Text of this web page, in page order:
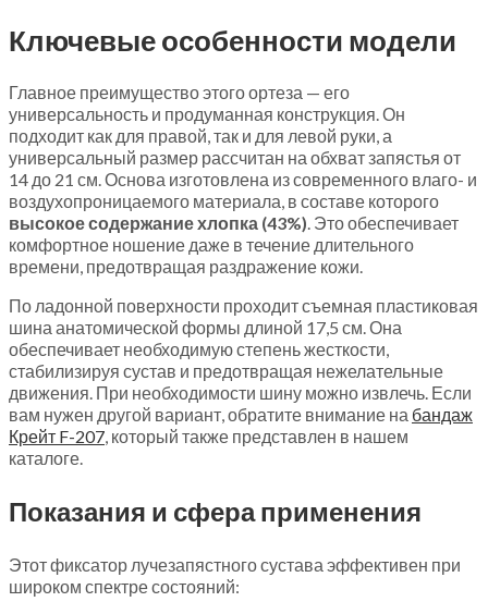
Ключевые особенности модели
Главное преимущество этого ортеза — его
универсальность и продуманная конструкция. Он
подходит как для правой, так и для левой руки, а
универсальный размер рассчитан на обхват запястья от
14 до 21 см. Основа изготовлена из современного влаго- и
воздухопроницаемого материала, в составе которого
высокое содержание хлопка (43%). Это обеспечивает
комфортное ношение даже в течение длительного
времени, предотвращая раздражение кожи.
По ладонной поверхности проходит съемная пластиковая
шина анатомической формы длиной 17,5 см. Она
обеспечивает необходимую степень жесткости,
стабилизируя сустав и предотвращая нежелательные
движения. При необходимости шину можно извлечь. Если
вам нужен другой вариант, обратите внимание на бандаж
Крейт F-207, который также представлен в нашем
каталоге.
Показания и сфера применения
Этот фиксатор лучезапястного сустава эффективен при
широком спектре состояний: